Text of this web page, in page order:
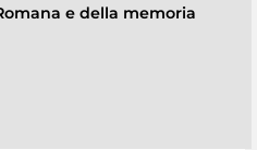
e della memoria